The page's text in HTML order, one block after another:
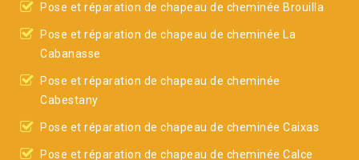
Pose et réparation de chapeau de cheminée Brouilla
Pose et réparation de chapeau de cheminée La
Cabanasse
Pose et réparation de chapeau de cheminée
Cabestany
Pose et réparation de chapeau de cheminée Caixas
Pose et réparation de chapeau de cheminée Calce